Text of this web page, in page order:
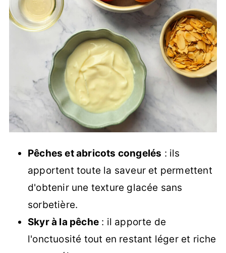
Pêches et abricots congelés : ils
apportent toute la saveur et permettent
d'obtenir une texture glacée sans
sorbetière.
Skyr à la pêche: il apporte de
l'onctuosité tout en restant léger et riche